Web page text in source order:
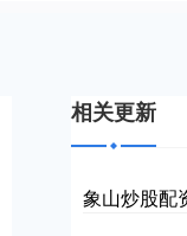
相关更新
象山炒股配